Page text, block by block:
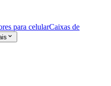
para celularCaixas de